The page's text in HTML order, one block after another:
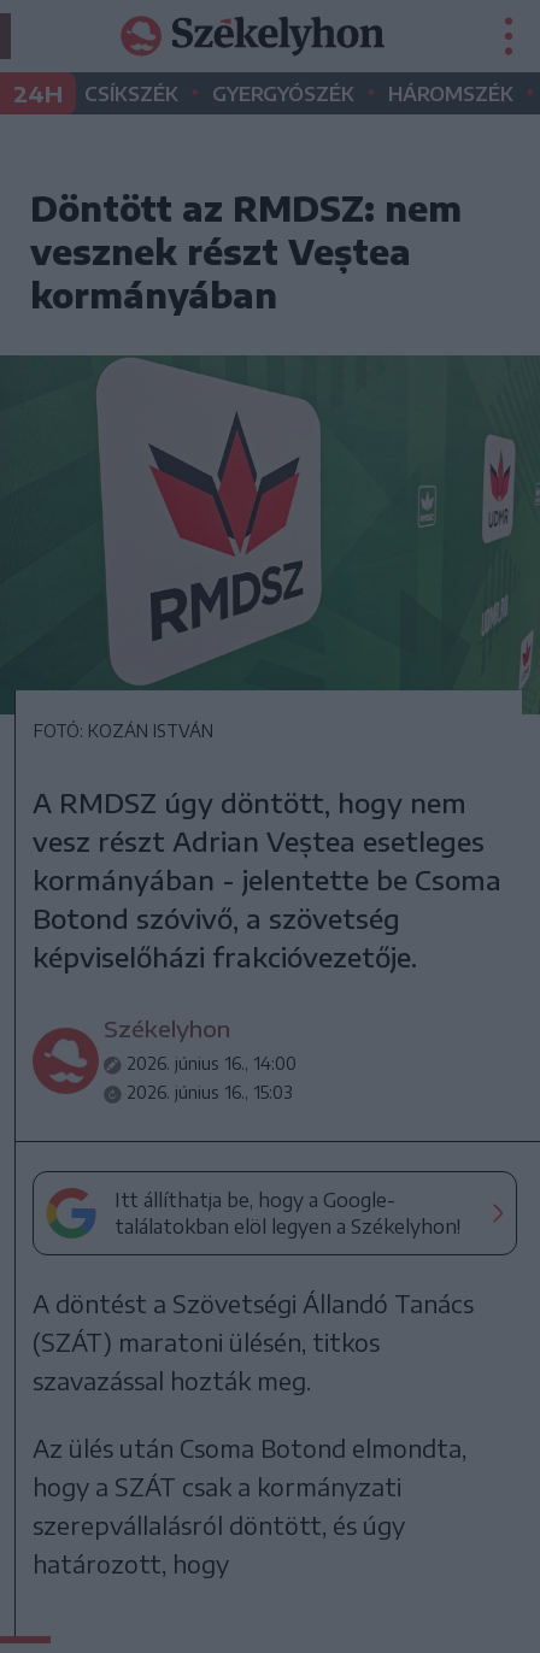
24H CSÍKSZÉK • GYERGYÓSZÉK • HÁROMSZÉK •
Döntött az RMDSZ: nem
vesznek részt Veștea
kormányában
FOTÓ: KOZÁN ISTVÁN
A RMDSZ úgy döntött, hogy nem
vesz részt Adrian Veștea esetleges
kormányában - jelentette be Csoma
Botond szóvivő, a szövetség
képviselőházi frakcióvezetője.
Székelyhon
2026. június 16., 14:00
2026. június 16., 15:03
Itt állíthatja be, hogy a Google-
találatokban elöl legyen a Székelyhon!
A döntést a Szövetségi Állandó Tanács
(SZÁT) maratoni ülésén, titkos
szavazással hozták meg.
Az ülés után Csoma Botond elmondta,
hogy a SZÁT csak a kormányzati
szerepvállalásról döntött, és úgy
határozott, hogy